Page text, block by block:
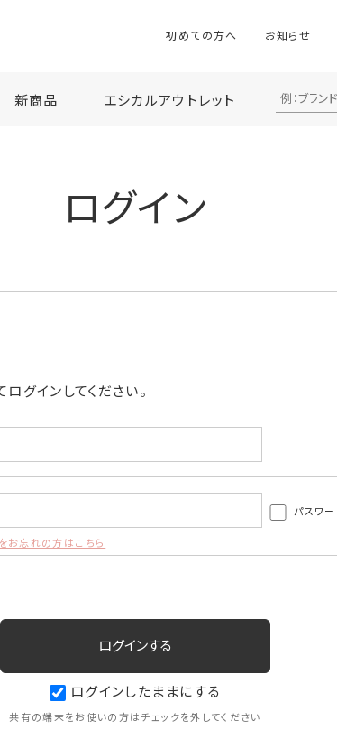
初めての方へ お知らせ
新商品 エシカルアウトレット
ログイン
グインしてください。
パスワ
お忘れの方はこちら
ログインしたままにする
共有の端末をお使いの方はチェックを外してください